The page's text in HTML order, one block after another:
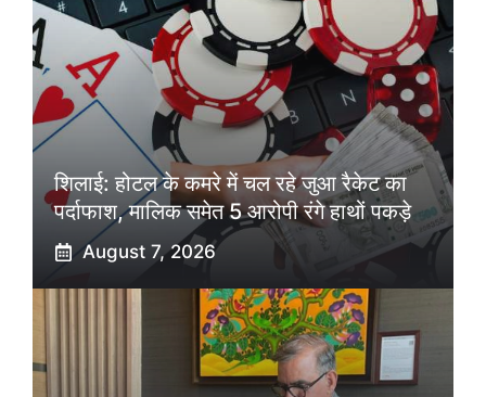
शिलाई: होटल के कमरे में चल रहे जुआ रैकेट का
पर्दाफाश, मालिक समेत 5 आरोपी रंगे हाथों पकड़े
August 7, 2026